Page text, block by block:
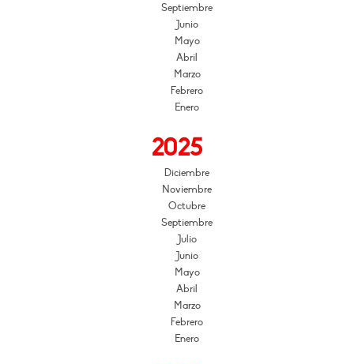
Septiembre
Junio
Mayo
Abril
Marzo
Febrero
Enero
2025
Diciembre
Noviembre
Octubre
Septiembre
Julio
Junio
Mayo
Abril
Marzo
Febrero
Enero